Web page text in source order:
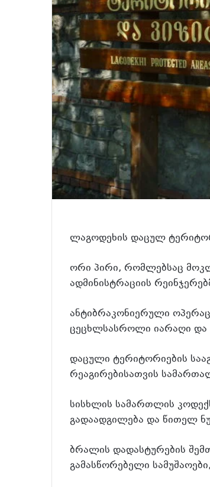
ლაგოდეხის დაცულ
ორი პირი, რომლებსაც
ადმინისტრაციის
ანტიბრაკონიერული
ცეცხლსასროლი იარაღი
დაცული ტერიტორიების
რეაგირებისათვის
სისხლის სამართლის
გადაადგილება და წითელ
ბრალის დადასტურების
გამასწორებელი